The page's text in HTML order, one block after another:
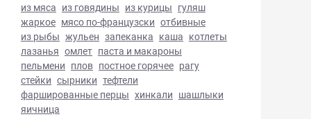
из мяса из говядины из курицы гуляш
жаркое мясо по-французски отбивные
из рыбы жульен запеканка каша котлеты
лазанья омлет паста и макароны
пельмени плов постное горячее рагу
стейки сырники тефтели
фаршированные перцы хинкали шашлыки
яичница